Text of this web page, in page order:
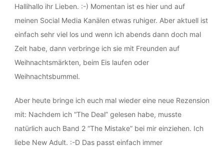
Hallihallo ihr Lieben. :-) Momentan ist es hier und auf
meinen Social Media Kanälen etwas ruhiger. Aber aktuell ist
einfach sehr viel los und wenn ich abends dann doch mal
Zeit habe, dann verbringe ich sie mit Freunden auf
Weihnachtsmärkten, beim Eis laufen oder
Weihnachtsbummel.
Aber heute bringe ich euch mal wieder eine neue Rezension
mit: Nachdem ich “The Deal” gelesen habe, musste
natürlich auch Band 2 “The Mistake” bei mir einziehen. Ich
liebe New Adult. :-D Das passt einfach immer